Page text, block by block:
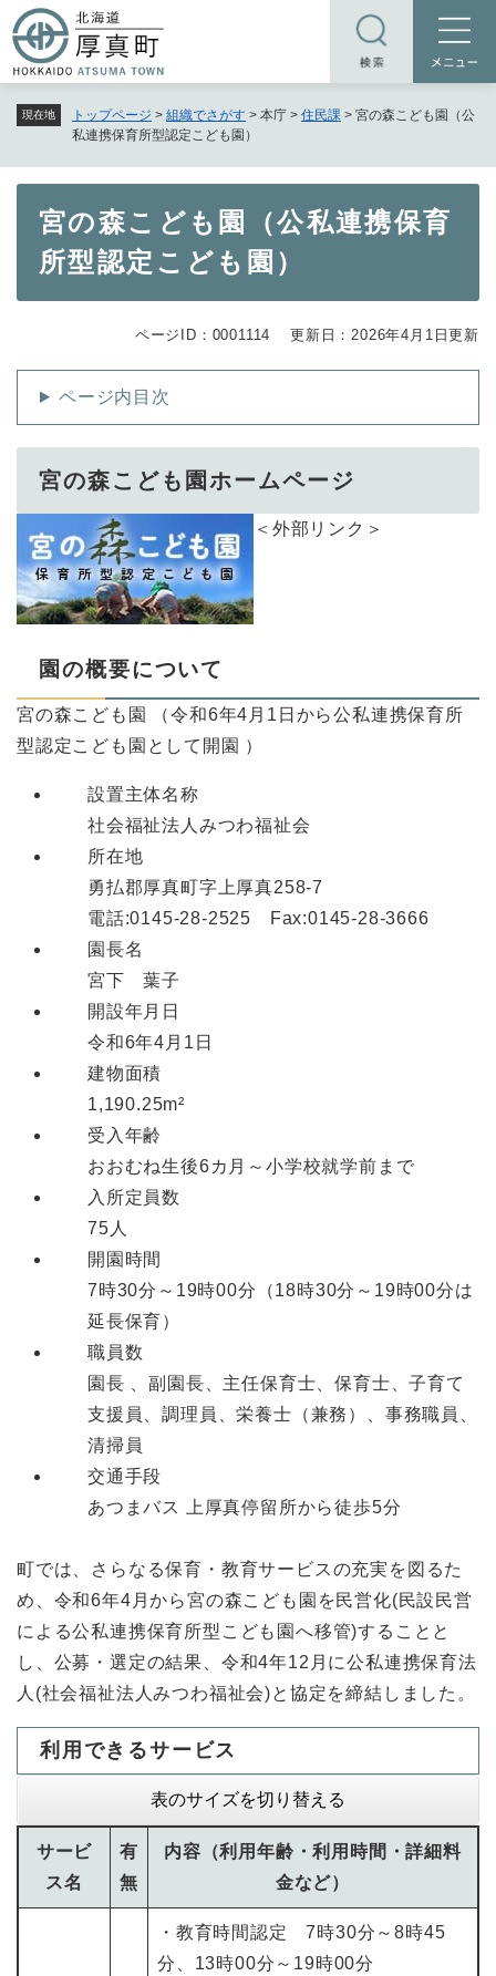
ー
ジ
で
現在地 トップページ > 組織でさがす > 本庁 > 住民課 > 宮の森こども園（公
私連携保育所型認定こども園）
宮の森こども園（公私連携保育
所型認定こども園）
ページID：0001114 更新日：2026年4月1日更新
ページ内目次
宮の森こども園ホームページ
＜外部リンク＞
園の概要について
宮の森こども園 （令和6年4月1日から公私連携保育所
型認定こども園として開園 ）
設置主体名称
社会福祉法人みつわ福祉会
所在地
勇払郡厚真町字上厚真258-7
電話:0145-28-2525 Fax:0145-28-3666
園長名
宮下 葉子
開設年月日
令和6年4月1日
建物面積
1,190.25m²
受入年齢
おおむね生後6カ月～小学校就学前まで
入所定員数
75人
開園時間
7時30分～19時00分（18時30分～19時00分は
延長保育）
職員数
園長 、副園長、主任保育士、保育士、子育て
支援員、調理員、栄養士（兼務）、事務職員、
清掃員
交通手段
あつまバス 上厚真停留所から徒歩5分
町では、さらなる保育・教育サービスの充実を図るた
め、令和6年4月から宮の森こども園を民営化(民設民営
による公私連携保育所型こども園へ移管)することと
し、公募・選定の結果、令和4年12月に公私連携保育法
人(社会福祉法人みつわ福祉会)と協定を締結しました。
利用できるサービス
表のサイズを切り替える
サービ
ス名
有
無
内容（利用年齢・利用時間・詳細料
金など）
・教育時間認定 7時30分～8時45
分、13時00分～19時00分